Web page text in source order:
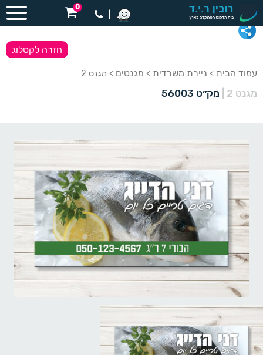
0
עמוד הבית > ניירת משרדית > מגנטים > מגנט 2
מגנט 2 מק״ט 56003
חזרה לקטלוג